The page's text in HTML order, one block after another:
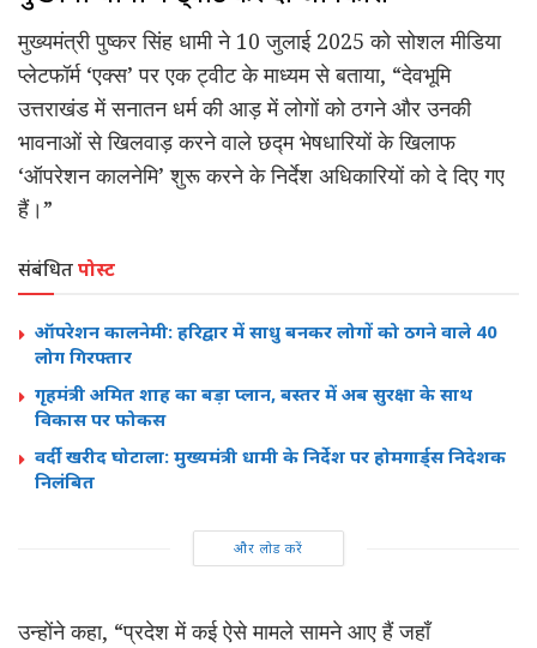
मुख्यमंत्री पुष्कर सिंह धामी ने 10 जुलाई 2025 को सोशल मीडिया
प्लेटफॉर्म ‘एक्स’ पर एक ट्वीट के माध्यम से बताया, “देवभूमि
उत्तराखंड में सनातन धर्म की आड़ में लोगों को ठगने और उनकी
भावनाओं से खिलवाड़ करने वाले छद्म भेषधारियों के खिलाफ
‘ऑपरेशन कालनेमि’ शुरू करने के निर्देश अधिकारियों को दे दिए गए
हैं।”
संबंधितपोस्ट
ऑपरेशन कालनेमी: हरिद्वार में साधु बनकर लोगों को ठगने वाले 40
लोग गिरफ्तार
गृहमंत्री अमित शाह का बड़ा प्लान, बस्तर में अब सुरक्षा के साथ
विकास पर फोकस
वर्दी खरीद घोटाला: मुख्यमंत्री धामी के निर्देश पर होमगार्ड्स निदेशक
निलंबित
और लोड करें
उन्होंने कहा, “प्रदेश में कई ऐसे मामले सामने आए हैं जहाँ